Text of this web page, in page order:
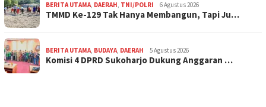
BERITA UTAMA, DAERAH, TNI/POLRI 6 Agustus 2026
TMMD Ke-129 Tak Hanya Membangun, Tapi Ju…
BERITA UTAMA, BUDAYA, DAERAH 5 Agustus 2026
Komisi 4 DPRD Sukoharjo Dukung Anggaran …